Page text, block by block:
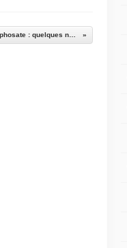
Euractiv – Euractivisme en français – et le glyphosate : quelques nouvelles (plus très fraîches) de Bruxelles